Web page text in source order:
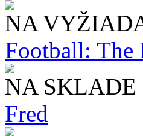
NA
Football: The
NA SKLADE
Fred